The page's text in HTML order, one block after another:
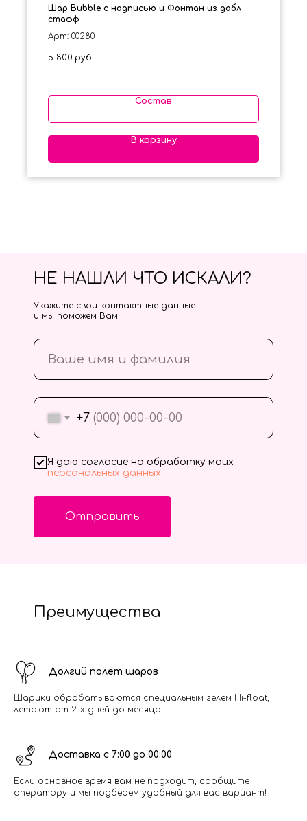
Шар Bubble с надписью и Фонтан из дабл
стафф
Арт: 00280
5 800 руб.
Состав
В корзину
+7
Я даю согласие на обработку моих
персональных данных
Отправить
НЕ НАШЛИ ЧТО ИСКАЛИ?
Укажите свои контактные данные
и мы поможем Вам!
Преимущества
Долгий полет шаров
Шарики обрабатываются специальным гелем Hi-float,
летают от 2-х дней до месяца.
Доставка с 7:00 до 00:00
Если основное время вам не подходит, сообщите
оператору и мы подберем удобный для вас вариант!